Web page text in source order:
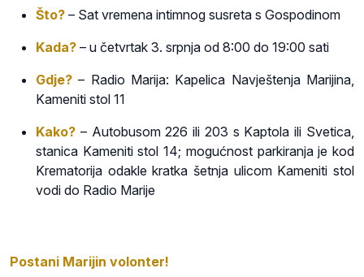
Što? – Sat vremena intimnog susreta s Gospodinom
Kada? – u četvrtak 3. srpnja od 8:00 do 19:00 sati
Gdje? – Radio Marija: Kapelica Navještenja Marijina,
Kameniti stol 11
Kako? – Autobusom 226 ili 203 s Kaptola ili Svetica,
stanica Kameniti stol 14; mogućnost parkiranja je kod
Krematorija odakle kratka šetnja ulicom Kameniti stol
vodi do Radio Marije
Postani Marijin volonter!